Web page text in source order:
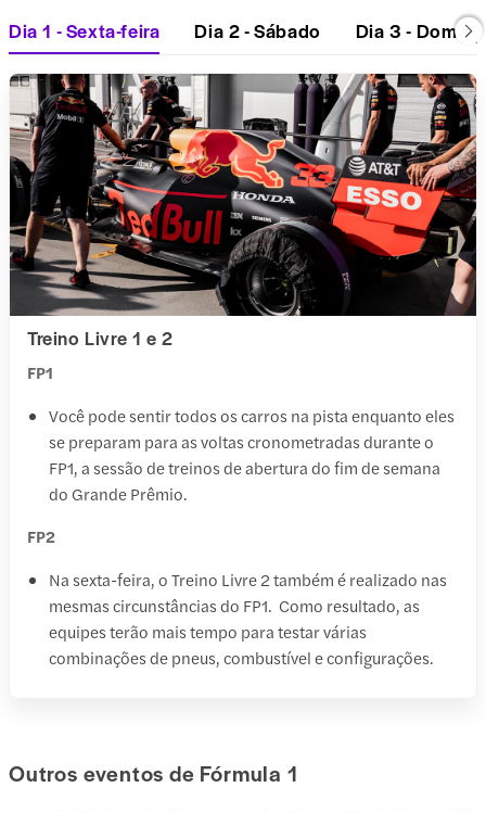
Dia 1 - Sexta-feira Dia 2 - Sábado Dia 3 -
Treino Livre 1 e 2
FP1
Você pode sentir todos os carros na pista enquanto eles
se preparam para as voltas cronometradas durante o
FP1, a sessão de treinos de abertura do fim de semana
do Grande Prêmio.
FP2
Na sexta-feira, o Treino Livre 2 também é realizado nas
mesmas circunstâncias do FP1. Como resultado, as
equipes terão mais tempo para testar várias
combinações de pneus, combustível e configurações.
Outros eventos de Fórmula 1